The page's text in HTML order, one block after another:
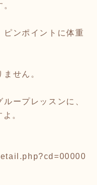
ピンポイントに体重
せん。
ープレッスンに、
。